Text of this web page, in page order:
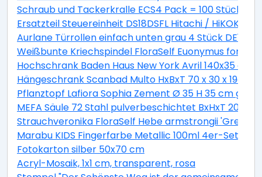
Schraub und Tackerkralle ECS4 Pack = 100 Stück
Ersatzteil Steuereinheit DS18DSFL Hitachi / HiKOKI
Aurlane Türrollen einfach unten grau 4 Stück DE142
Weißbunte Kriechspindel FloraSelf Euonymus
Hochschrank Baden Haus New York Avril 140x35 cm
Hängeschrank Scanbad Multo HxBxT 70 x 30 x 19cm
Pflanztopf Lafiora Sophia Zement Ø 35 H 35 cm grau
MEFA Säule 72 Stahl pulverbeschichtet BxHxT 205/
Strauchveronika FloraSelf Hebe armstrongii 'Green
Marabu KIDS Fingerfarbe Metallic 100ml 4er-Set
Fotokarton silber 50x70 cm
Acryl-Mosaik, 1x1 cm, transparent, rosa